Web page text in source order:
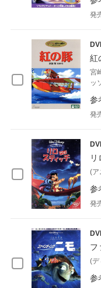
発
紅
宮
ッ
参
発
(ア
参
発
フ
(デ
参